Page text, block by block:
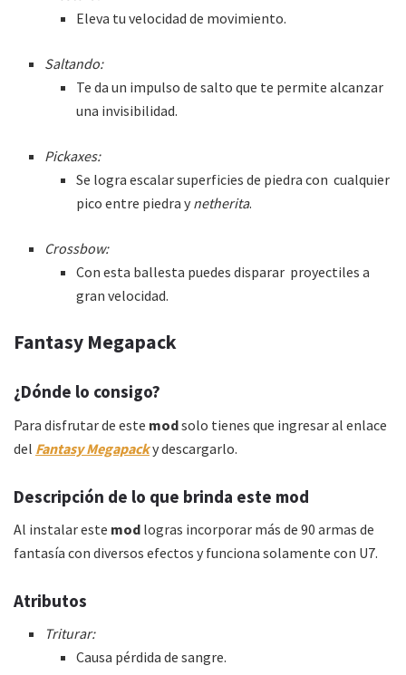
Eleva tu velocidad de movimiento.
Saltando:
Te da un impulso de salto que te permite alcanzar
una invisibilidad.
Pickaxes:
Se logra escalar superficies de piedra con cualquier
pico entre piedra y netherita.
Crossbow:
Con esta ballesta puedes disparar proyectiles a
gran velocidad.
Fantasy Megapack
¿Dónde lo consigo?
Para disfrutar de este modsolo tienes que ingresar al enlace
del Fantasy Megapacky descargarlo.
Descripción de lo que brinda este mod
Al instalar este mod logras incorporar más de 90 armas de
fantasía con diversos efectos y funciona solamente con U7.
Atributos
Triturar:
Causa pérdida de sangre.